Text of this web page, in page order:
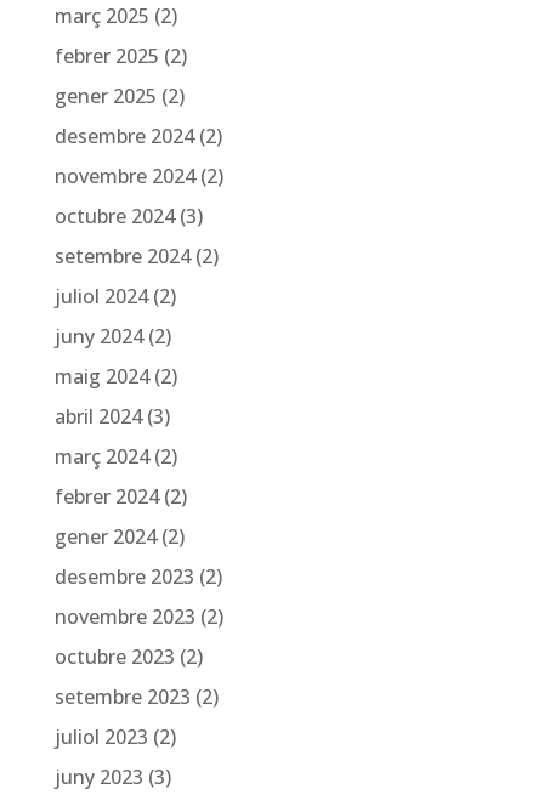
març 2025 (2)
febrer 2025 (2)
gener 2025 (2)
desembre 2024(2)
novembre 2024(2)
octubre 2024(3)
setembre 2024(2)
juliol 2024(2)
juny 2024(2)
maig 2024(2)
abril 2024(3)
març 2024(2)
febrer 2024(2)
gener 2024(2)
desembre 2023 (2)
novembre 2023 (2)
octubre 2023 (2)
setembre 2023 (2)
juliol 2023 (2)
juny 2023 (3)